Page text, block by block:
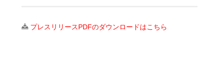
プレスリリースPDFのダウンロードはこちら